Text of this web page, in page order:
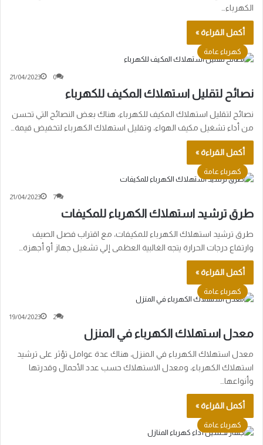
الكهرباء…
أكمل القراءة »
كهرباء عامة
21/04/2023 0
نصائح لتقليل استهلاك المكيف للكهرباء
نصائح لتقليل استهلاك المكيف للكهرباء، هناك بعض النصائح التي تحسن
من أداء تشغيل مكيف الهواء، وتقليل استهلاك الكهرباء لتخفيض قيمة…
أكمل القراءة »
كهرباء عامة
21/04/2023 7
طرق ترشيد استهلاك الكهرباء للمكيفات
طرق ترشيد استهلاك الكهرباء للمكيفات، مع اقتراب فصل الصيف
وارتفاع درجات الحرارة يتجه الغالبية العظمى إلي تشغيل جهاز أو أجهزة…
أكمل القراءة »
كهرباء عامة
19/04/2023 2
معدل استهلاك الكهرباء في المنزل
معدل استهلاك الكهرباء في المنزل، هناك عدة عوامل تؤثر على ترشيد
استهلاك الكهرباء، ومعدل الاستهلاك حسب عدد الأحمال وقدرتها
وأنواعها…
أكمل القراءة »
كهرباء عامة